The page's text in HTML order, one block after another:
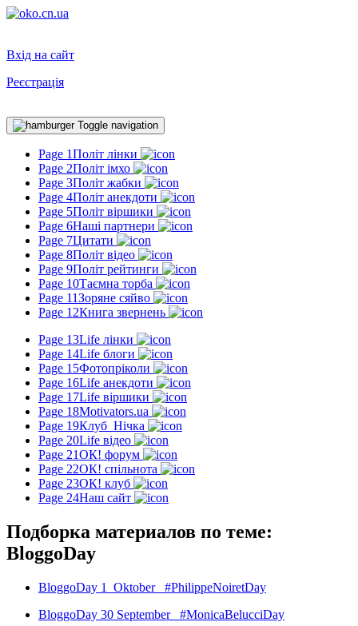
Вхід на сайт
Реєстрація
Toggle navigation
Page 1Політ лінки
Page 2Політ імхо
Page 3Політ жабки
Page 4Політ анекдоти
Page 5Політ віршики
Page 6Наші партнери
Page 7Цитати
Page 8Політ відео
Page 9Політ рейтинги
Page 10Таємна торба
Page 11Зоряне сяйво
Page 12Книга звернень
Page 13Life лінки
Page 14Life блоги
Page 15Фотопріколи
Page 16Life анекдоти
Page 17Life віршики
Page 18Motivators.ua
Page 19Клуб_Нічка
Page 20Life відео
Page 21ОК! форум
Page 22ОК! спільнота
Page 23ОК! клуб
Page 24Наш сайт
Подборка материалов по теме:
BloggoDay
BloggoDay 1 Oktober #PhilippeNoiretDay
BloggoDay 30 September #MonicaBelucciDay